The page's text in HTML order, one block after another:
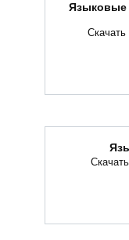
Языковые